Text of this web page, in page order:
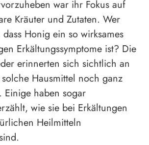
war ihr Fokus auf
Kräuter und Zutaten. Wer
Honig ein so wirksames
Erkältungssymptome ist? Die
erinnerten sich sichtlich an
Hausmittel noch ganz
Einige haben sogar
wie sie bei Erkältungen
Heilmitteln